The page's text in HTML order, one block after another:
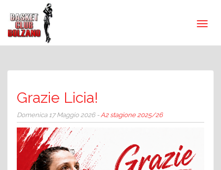
Grazie Licia!
Domenica 17 Maggio 2026 -A2 stagione 2025/26